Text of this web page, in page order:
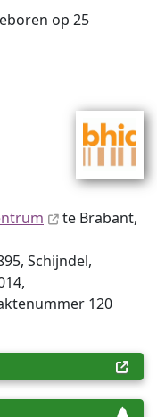
op 25
te Brabant,
Schijndel,
120